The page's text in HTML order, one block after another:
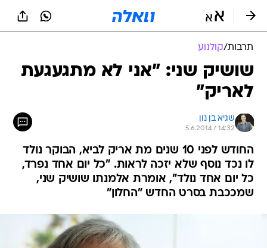
תרבות/קולנוע
שושיק שני: "אני לא מתגעגעת
לאריק"
שגיא בן נון
5.6.2014 / 14:32
החודש לפני 10 שנים מת אריק לביא, הבוקר נולד
לו נכד נוסף שלא יזכה לראות. "כל יום אחד נפרד,
כל יום אחד נולד", אומרת אלמנתו שושיק שני,
שמככבת בסרט החדש "החלון"